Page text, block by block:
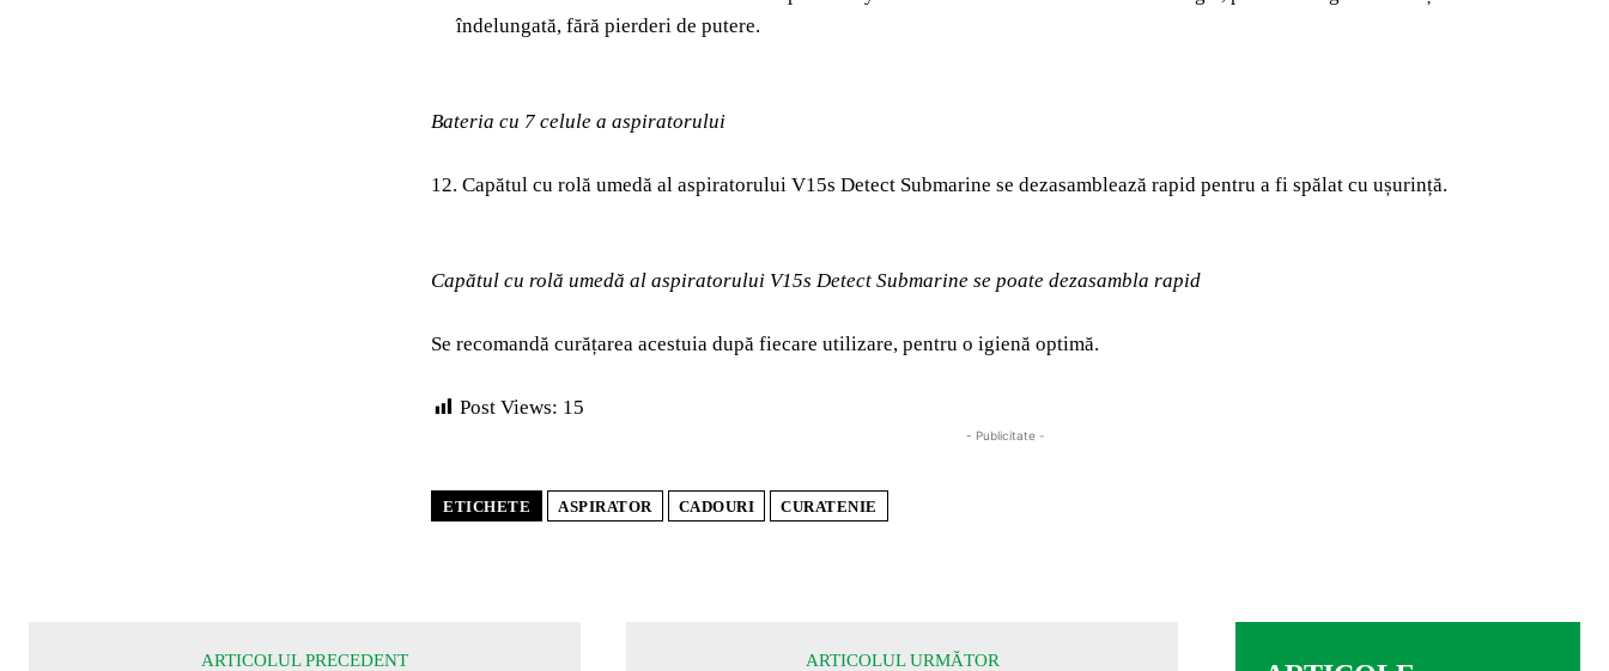
îndelungată, fără pierderi de putere.
Bateria cu 7 celule a aspiratorului
12. Capătul cu rolă umedă al aspiratorului V15s Detect Submarine se dezasamblează rapid pentru a fi spălat cu ușurință.
Capătul cu rolă umedă al aspiratorului V15s Detect Submarine se poate dezasambla rapid
Se recomandă curățarea acestuia după fiecare utilizare, pentru o igienă optimă.
Post Views: 15
- Publicitate -
ETICHETE ASPIRATOR CADOURI CURATENIE
ARTICOLUL PRECEDENT ARTICOLUL URMĂTOR